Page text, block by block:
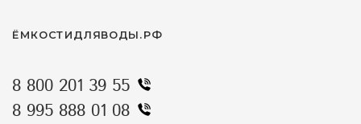
ЁМКОСТИДЛЯВОДЫ.РФ
8 800 201 39 55
8 995 888 01 08